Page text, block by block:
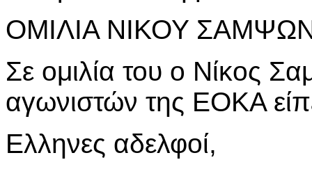
ΟΜΙΛΙΑ ΝΙΚΟΥ
Σε ομιλία του ο Νίκος
αγωνιστών της ΕΟΚΑ
Ελληνες αδελφοί,